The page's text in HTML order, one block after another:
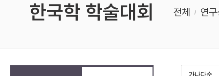
규장각 소개영상
고대
고려
조선 후기
근대
한국학 학술대회 전체 연